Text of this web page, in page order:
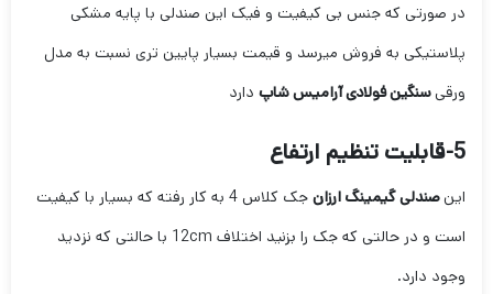
در صورتی که جنس بی کیفیت و فیک این صندلی با پایه مشکی
پلاستیکی به فروش میرسد و قیمت بسیار پایین تری نسبت به مدل
ورقی سنگین فولادی آرامیس شاپ دارد
5-قابلیت تنظیم ارتفاع
این صندلی گیمینگ ارزان
جک کلاس 4 به کار رفته که بسیار با کیفیت
است و در حالتی که جک را بزنید اختلاف 12cm با حالتی که نزدید
وجود دارد.